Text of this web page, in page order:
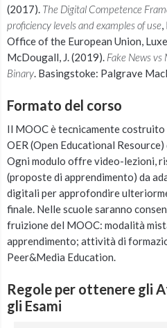
(2017). The Digital Competence
proficiency levels and examples of use,
Office of the European Union,
McDougall, J. (2019). Fake News vs
Binary. Basingstoke: Palgrave
Formato del corso
Il MOOC è tecnicamente
OER (Open Educational
Ogni modulo offre video-lezioni,
(proposte di apprendimento) da
digitali per approfondire
finale. Nelle scuole saranno
fruizione del MOOC: modalità
apprendimento; attività di
Peer&Media Education.
Regole per ottenere gli
gli Esami